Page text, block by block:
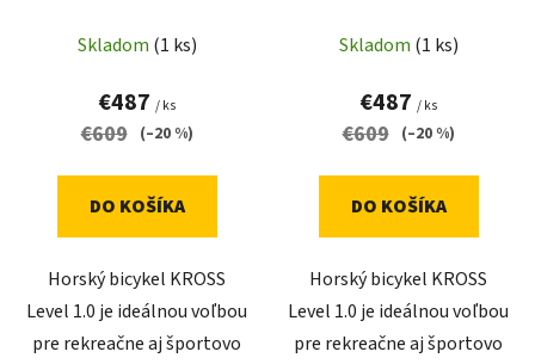
Skladom (1 ks)
€487 / ks
€609 (–20 %)
DO KOŠÍKA
Horský bicykel KROSS
Level 1.0 je ideálnou voľbou
pre rekreačne aj športovo
Skladom (1 ks)
€487 / ks
€609 (–20 %)
DO KOŠÍKA
Horský bicykel KROSS
Level 1.0 je ideálnou voľbou
pre rekreačne aj športovo